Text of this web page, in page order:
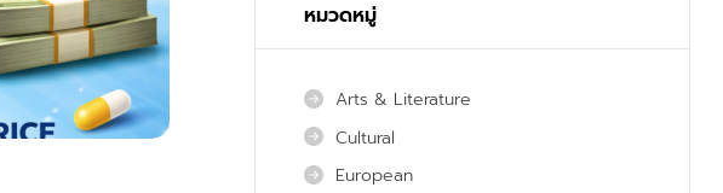
หมวดหมู่
Arts & Literature
Cultural
European